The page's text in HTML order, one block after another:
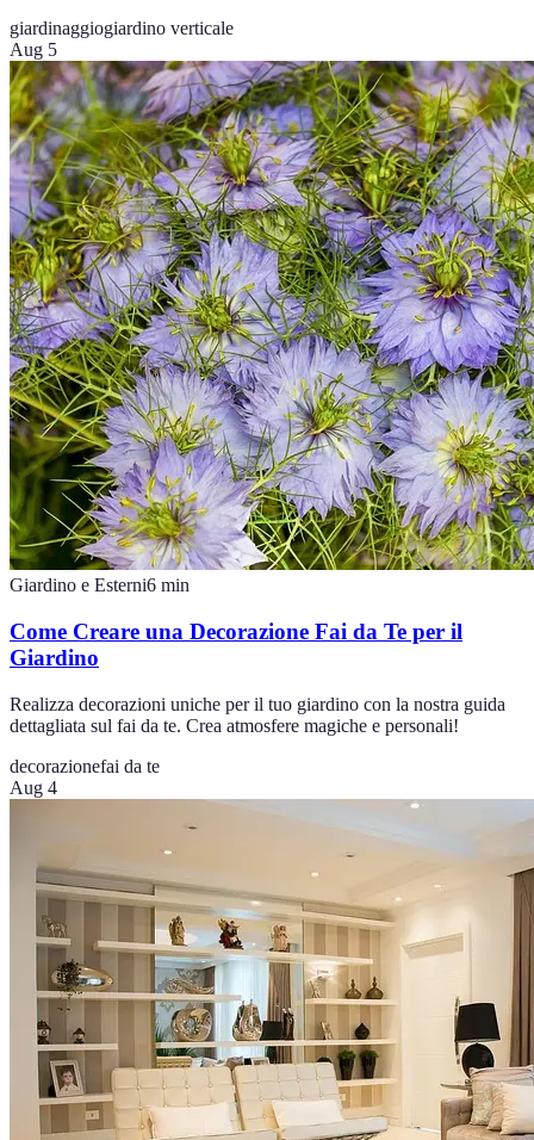
giardinaggiogiardino verticale
Aug 5
Giardino e Esterni6 min
Come Creare una Decorazione Fai da Te per il
Giardino
Realizza decorazioni uniche per il tuo giardino con la nostra guida
dettagliata sul fai da te. Crea atmosfere magiche e personali!
decorazionefai da te
Aug 4